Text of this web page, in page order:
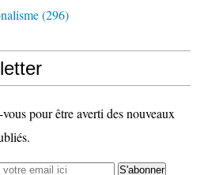
(296)
pour être averti des nouveaux